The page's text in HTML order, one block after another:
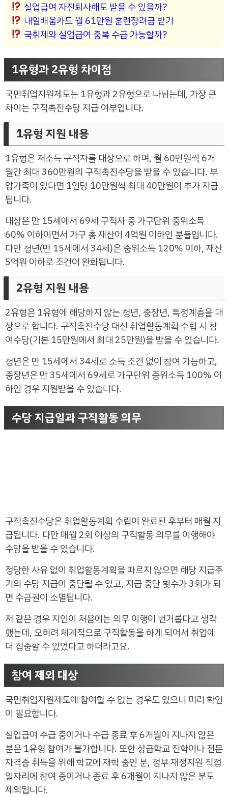
실업급여 자진퇴사해도 받을 수 있을까?
내일배움카드 월 61만원 훈련장려금 받기
국취제와 실업급여 중복 수급 가능할까?
1유형과 2유형 차이점
국민취업지원제도는 1유형과 2유형으로 나뉘는데, 가장 큰
차이는 구직촉진수당 지급 여부입니다.
1유형 지원 내용
1유형은 저소득 구직자를 대상으로 하며, 월 60만원씩 6개
월간 최대 360만원의 구직촉진수당을 받을 수 있습니다. 부
양가족이 있다면 1인당 10만원씩 최대 40만원이 추가 지급
됩니다.
대상은 만 15세에서 69세 구직자 중 가구단위 중위소득
60% 이하이면서 가구 총 재산이 4억원 이하인 분들입니다.
다만 청년(만 15세에서 34세)은 중위소득 120% 이하, 재산
5억원 이하로 조건이 완화됩니다.
2유형 지원 내용
2유형은 1유형에 해당하지 않는 청년, 중장년, 특정계층을 대
상으로 합니다. 구직촉진수당 대신 취업활동계획 수립 시 참
여수당(기본 15만원에서 최대 25만원)을 받을 수 있습니다.
청년은 만 15세에서 34세로 소득 조건 없이 참여 가능하고,
중장년은 만 35세에서 69세로 가구단위 중위소득 100% 이
하인 경우 지원받을 수 있습니다.
수당 지급일과 구직활동 의무
구직촉진수당은 취업활동계획 수립이 완료된 후부터 매월 지
급됩니다. 다만 매월 2회 이상의 구직활동 의무를 이행해야
수당을 받을 수 있습니다.
정당한 사유 없이 취업활동계획을 따르지 않으면 해당 지급주
기의 수당 지급이 중단될 수 있고, 지급 중단 횟수가 3회가 되
면 수급권이 소멸됩니다.
저 같은 경우 지인이 처음에는 의무 이행이 번거롭다고 생각
했는데, 오히려 체계적으로 구직활동을 하게 되어서 취업에
더 집중할 수 있었다고 하더라고요.
참여 제외 대상
국민취업지원제도에 참여할 수 없는 경우도 있으니 미리 확인
이 필요합니다.
실업급여 수급 중이거나 수급 종료 후 6개월이 지나지 않은
분은 1유형 참여가 불가합니다. 또한 상급학교 진학이나 전문
자격증 취득을 위해 학교에 재학 중인 분, 정부 재정지원 직접
일자리에 참여 중이거나 종료 후 6개월이 지나지 않은 분도
제외됩니다.